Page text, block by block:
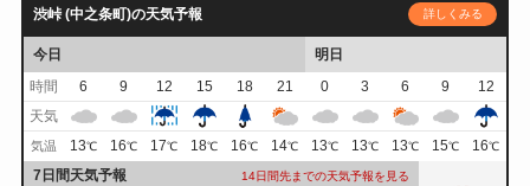
渋峠 (中之条町)の天気予報 詳しくみる
今日
明日
時間
6 9 12 15 18 21 0 3 6 9
12
天気
気温 13℃ 16℃ 17℃ 18℃ 16℃ 14℃ 13℃ 13℃ 13℃ 15℃ 16℃
7日間天気予報 14日間先までの天気予報を見る